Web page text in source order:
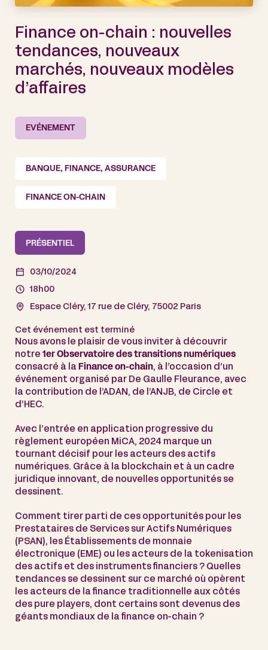
Finance on-chain : nouvelles
tendances, nouveaux
marchés, nouveaux modèles
d’affaires
EVÉNEMENT
BANQUE, FINANCE, ASSURANCE
FINANCE ON-CHAIN
PRÉSENTIEL
03/10/2024
18h00
Espace Cléry, 17 rue de Cléry, 75002 Paris
Cet événement est terminé
Nous avons le plaisir de vous inviter à découvrir
notre 1er Observatoire des transitions numériques
consacré à la Finance on-chain, à l’occasion d’un
événement organisé par De Gaulle Fleurance, avec
la contribution de l’ADAN, de l’ANJB, de Circle et
d’HEC.
Avec l’entrée en application progressive du
règlement européen MiCA, 2024 marque un
tournant décisif pour les acteurs des actifs
numériques. Grâce à la blockchain et à un cadre
juridique innovant, de nouvelles opportunités se
dessinent.
Comment tirer parti de ces opportunités pour les
Prestataires de Services sur Actifs Numériques
(PSAN), les Établissements de monnaie
électronique (EME) ou les acteurs de la tokenisation
des actifs et des instruments financiers ? Quelles
tendances se dessinent sur ce marché où opèrent
les acteurs de la finance traditionnelle aux côtés
des pure players, dont certains sont devenus des
géants mondiaux de la finance on-chain ?